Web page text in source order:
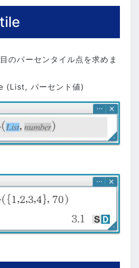
のパーセンタイル点を求めま
(List, パーセント値)